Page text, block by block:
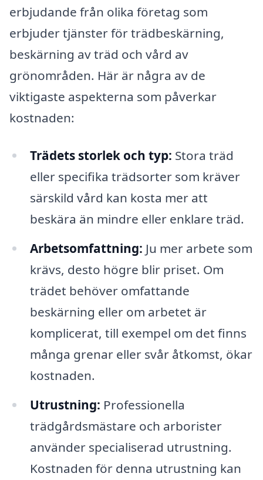
erbjudande från olika företag som
erbjuder tjänster för trädbeskärning,
beskärning av träd och vård av
grönområden. Här är några av de
viktigaste aspekterna som påverkar
kostnaden:
Trädets storlek och typ: Stora träd
eller specifika trädsorter som kräver
särskild vård kan kosta mer att
beskära än mindre eller enklare träd.
Arbetsomfattning: Ju mer arbete som
krävs, desto högre blir priset. Om
trädet behöver omfattande
beskärning eller om arbetet är
komplicerat, till exempel om det finns
många grenar eller svår åtkomst, ökar
kostnaden.
Utrustning: Professionella
trädgårdsmästare och arborister
använder specialiserad utrustning.
Kostnaden för denna utrustning kan